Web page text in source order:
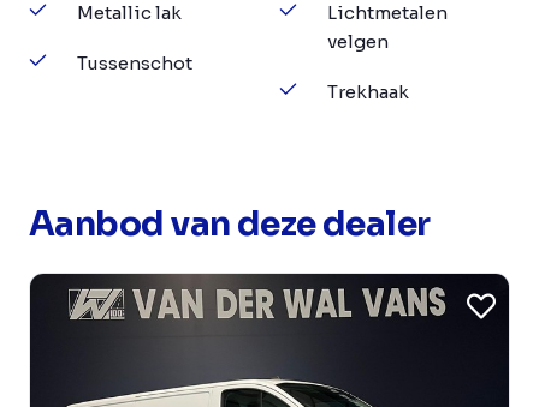
Metallic lak
Tussenschot
Lichtmetalen
velgen
Trekhaak
Aanbod van deze dealer